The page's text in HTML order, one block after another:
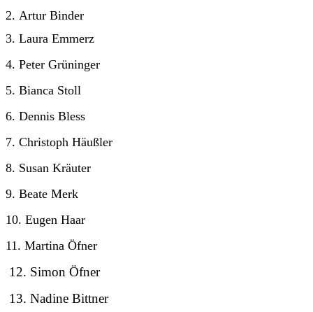
2. Artur Binder
3. Laura Emmerz
4. Peter Grüninger
5. Bianca Stoll
6. Dennis Bless
7. Christoph Häußler
8. Susan Kräuter
9. Beate Merk
10. Eugen Haar
11. Martina Öfner
12. Simon Öfner
13. Nadine Bittner